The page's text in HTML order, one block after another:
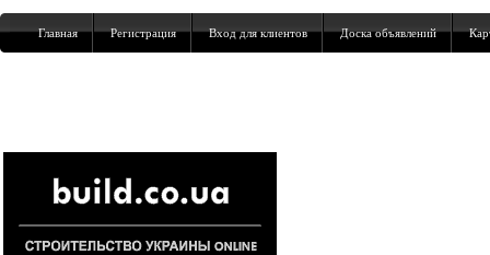
Главная Регистрация Вход для клиентов Доска объявлений